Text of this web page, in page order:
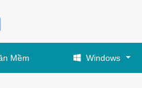
Mềm Windows